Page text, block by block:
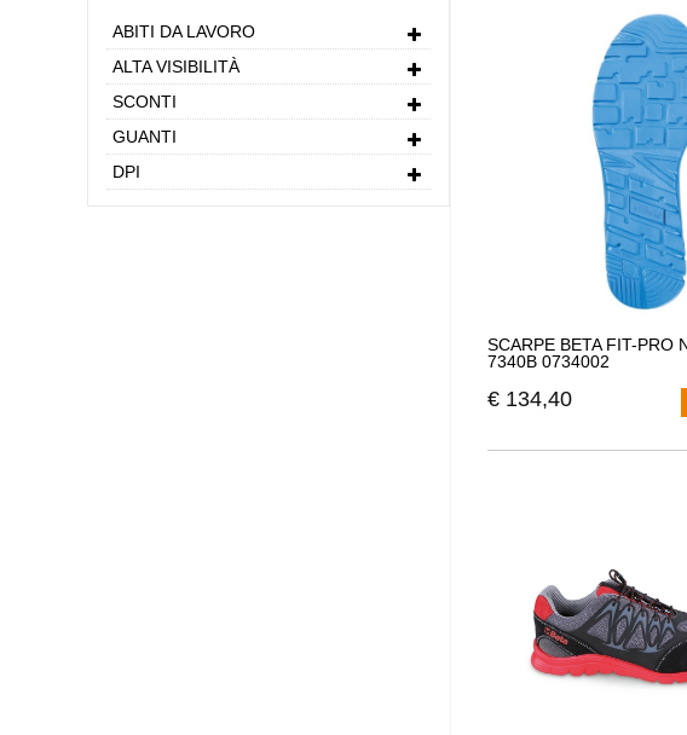
ABITI DA LAVORO
ALTA VISIBILITÀ
SCONTI
GUANTI
DPI
SCARPE BETA FIT-PRO
7340B 0734002
€ 134,40